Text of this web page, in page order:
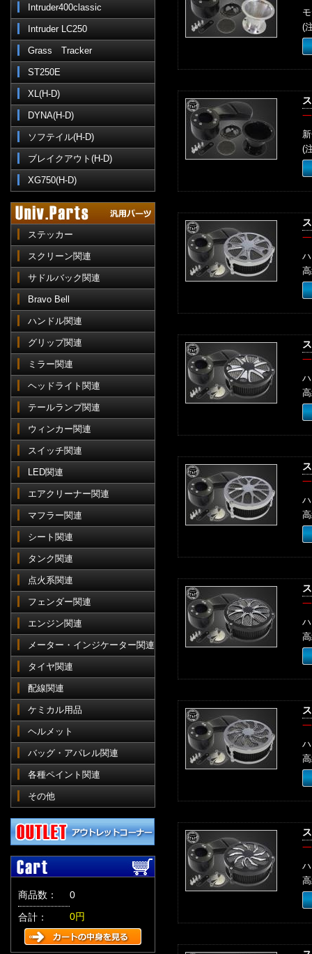
Intruder400classic
Intruder LC250
Grass Tracker
ST250E
XL(H-D)
DYNA(H-D)
ソフテイル(H-D)
ブレイクアウト(H-D)
XG750(H-D)
ステッカー
スクリーン関連
サドルバック関連
Bravo Bell
ハンドル関連
グリップ関連
ミラー関連
ヘッドライト関連
テールランプ関連
ウィンカー関連
スイッチ関連
LED関連
エアクリーナー関連
マフラー関連
シート関連
タンク関連
点火系関連
フェンダー関連
エンジン関連
メーター・インジケーター関連
タイヤ関連
配線関連
ケミカル用品
ヘルメット
バッグ・アパレル関連
各種ペイント関連
その他
商品数：
0
合計：
0円
(
(